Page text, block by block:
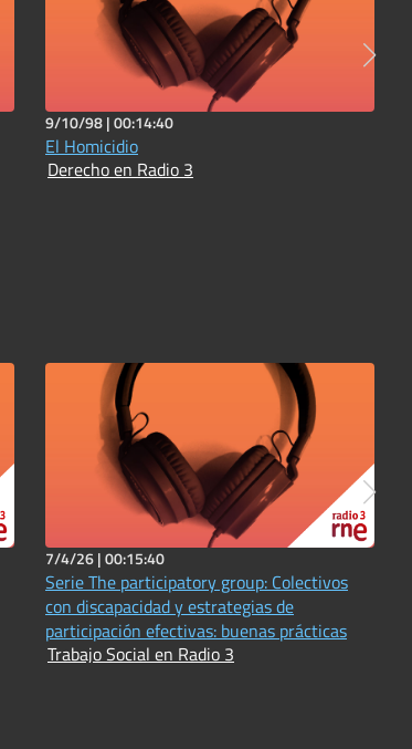
9/10/98 |00:14:40
El Homicidio
Derecho en Radio 3
7/4/26 |00:15:40
Serie The participatory group: Colectivos
con discapacidad y estrategias de
participación efectivas: buenas prácticas
Trabajo Social en Radio 3